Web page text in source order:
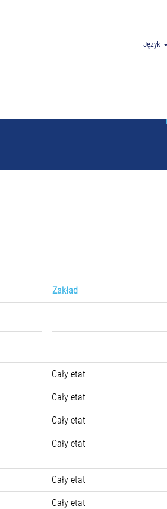
Język
Zakład
Cały etat
Cały etat
Cały etat
Cały etat
Cały etat
Cały etat